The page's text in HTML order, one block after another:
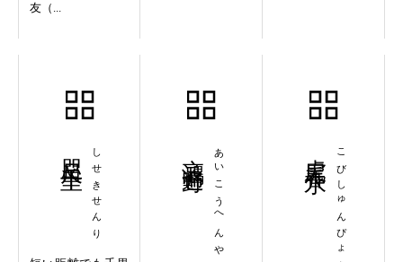
友（...
しせきせんり あいこうへんや こびしゅんぴょう